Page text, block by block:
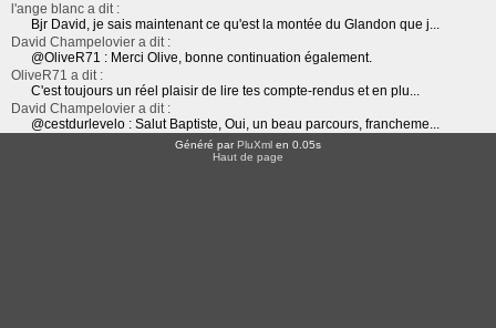
l'ange blanc a dit :
Bjr David, je sais maintenant ce qu'est la montée du Glandon que j...
David Champelovier a dit :
@OliveR71 : Merci Olive, bonne continuation également.
OliveR71 a dit :
C'est toujours un réel plaisir de lire tes compte-rendus et en plu...
David Champelovier a dit :
@cestdurlevelo : Salut Baptiste, Oui, un beau parcours, francheme...
Généré parPluXml en 0.05s
Haut de page